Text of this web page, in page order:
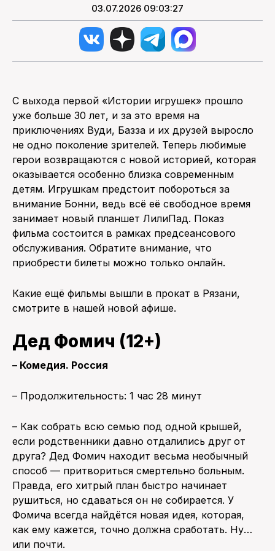
03.07.2026 09:03:27
С выхода первой «Истории игрушек» прошло
уже больше 30 лет, и за это время на
приключениях Вуди, Базза и их друзей выросло
не одно поколение зрителей. Теперь любимые
герои возвращаются с новой историей, которая
оказывается особенно близка современным
детям. Игрушкам предстоит побороться за
внимание Бонни, ведь всё её свободное время
занимает новый планшет ЛилиПад. Показ
фильма состоится в рамках предсеансового
обслуживания. Обратите внимание, что
приобрести билеты можно только онлайн.
Какие ещё фильмы вышли в прокат в Рязани,
смотрите в нашей новой афише.
Дед Фомич (12+)
– Комедия. Россия
– Продолжительность: 1 час 28 минут
– Как собрать всю семью под одной крышей,
если родственники давно отдалились друг от
друга? Дед Фомич находит весьма необычный
способ — притвориться смертельно больным.
Правда, его хитрый план быстро начинает
рушиться, но сдаваться он не собирается. У
Фомича всегда найдётся новая идея, которая,
как ему кажется, точно должна сработать. Ну…
или почти.